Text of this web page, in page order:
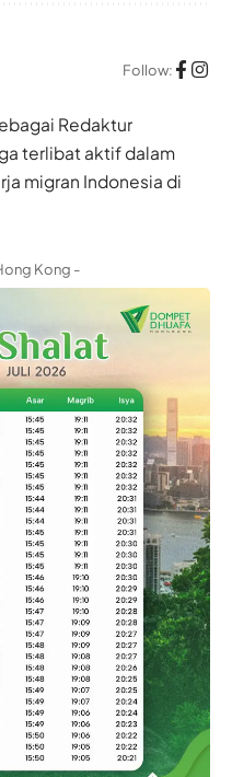
Follow:
Redaktur
terlibat aktif dalam
migran Indonesia di
Kong -